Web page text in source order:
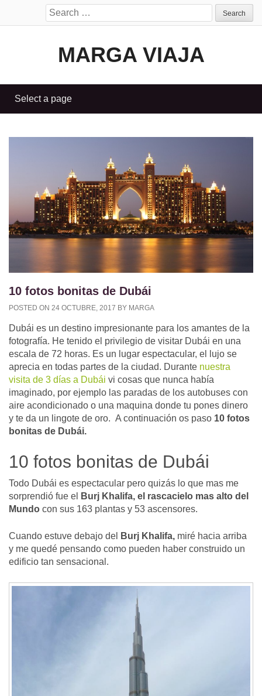
Search
for:
MARGA VIAJA
10 fotos bonitas de Dubái
POSTED ON 24 OCTUBRE, 2017 BY MARGA
Dubái es un destino impresionante para los amantes de la
fotografía. He tenido el privilegio de visitar Dubái en una
escala de 72 horas. Es un lugar espectacular, el lujo se
aprecia en todas partes de la ciudad. Durante nuestra
visita de 3 días a Dubái vi cosas que nunca había
imaginado, por ejemplo las paradas de los autobuses con
aire acondicionado o una maquina donde tu pones dinero
y te da un lingote de oro. A continuación os paso 10 fotos
bonitas de Dubái.
10 fotos bonitas de Dubái
Todo Dubái es espectacular pero quizás lo que mas me
sorprendió fue el
Burj Khalifa, el rascacielo mas alto del
Mundo con sus 163 plantas y 53 ascensores.
Cuando estuve debajo del Burj Khalifa, miré hacia arriba
y me quedé pensando como pueden haber construido un
edificio tan sensacional.